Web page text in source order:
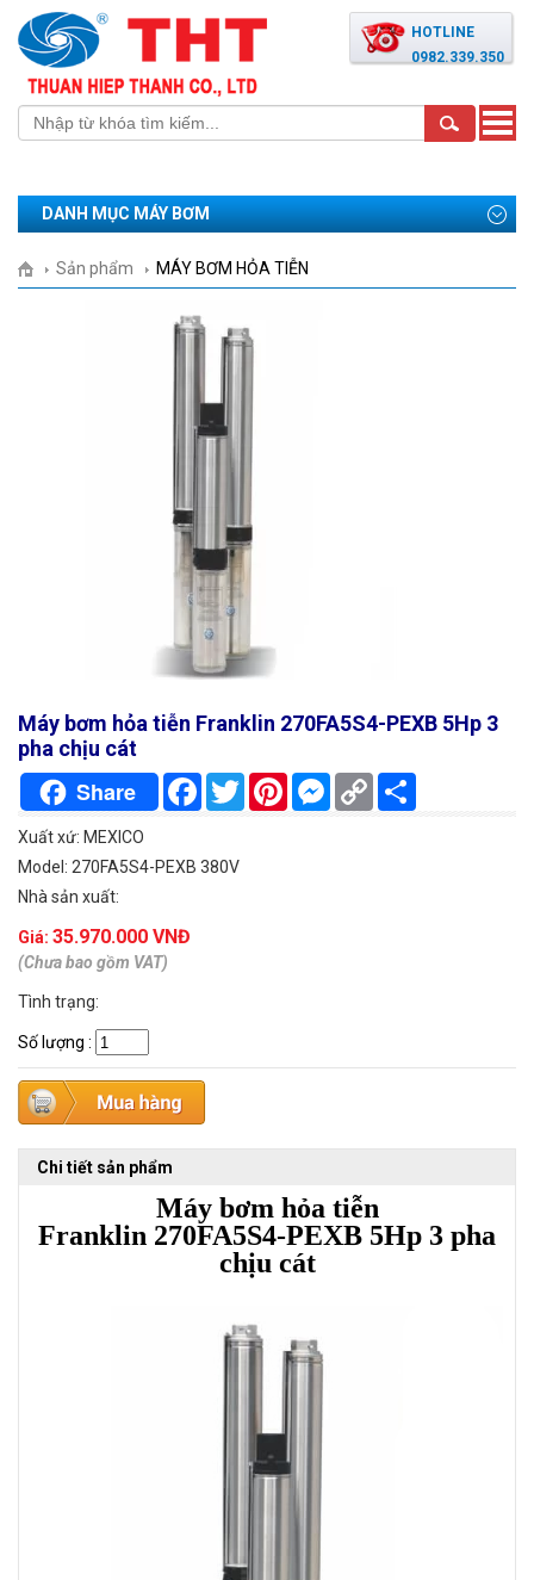
HOTLINE
0982.339.350
Toggle
DANH MỤC MÁY BƠM
Sản phẩm MÁY BƠM HỎA TIỄN
Máy bơm hỏa tiễn Franklin 270FA5S4-PEXB 5Hp 3
pha chịu cát
Share FacebookTwitterPinterestMessenger
Copy
Link
Xuất xứ: MEXICO
Model: 270FA5S4-PEXB 380V
Nhà sản xuất:
Giá: 35.970.000 VNĐ
(Chưa bao gồm VAT)
Tình trạng:
Số lượng :
Chi tiết sản phẩm
Máy bơm hỏa tiễn
Franklin 270FA5S4-PEXB 5Hp 3 pha
chịu cát